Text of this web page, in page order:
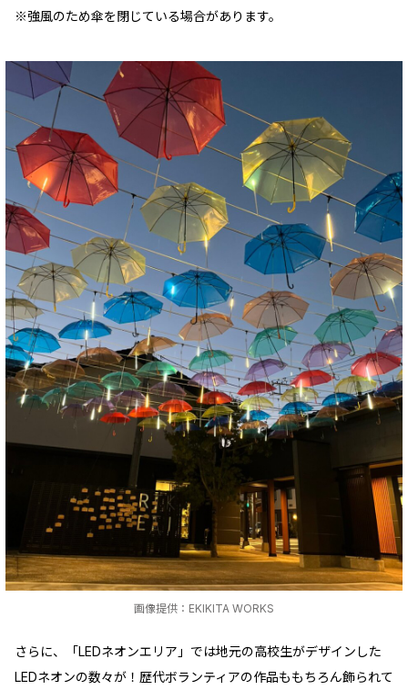
※強風のため傘を閉じている場合があります。
画像提供：EKIKITA WORKS
さらに、「LEDネオンエリア」では地元の高校生がデザインした
LEDネオンの数々が！歴代ボランティアの作品ももちろん飾られて